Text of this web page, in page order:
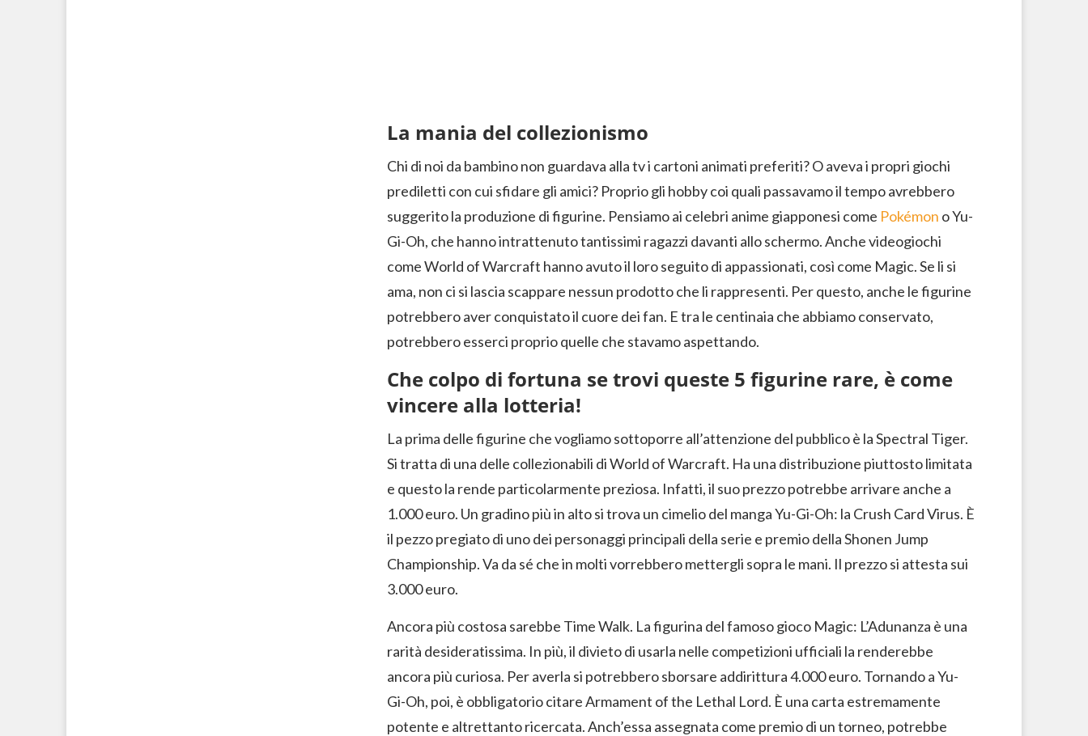
La mania del collezionismo
Chi di noi da bambino non guardava alla tv i cartoni animati preferiti? O aveva i propri giochi
prediletti con cui sfidare gli amici? Proprio gli hobby coi quali passavamo il tempo avrebbero
suggerito la produzione di figurine. Pensiamo ai celebri anime giapponesi come Pokémon o Yu-
Gi-Oh, che hanno intrattenuto tantissimi ragazzi davanti allo schermo. Anche videogiochi
come World of Warcraft hanno avuto il loro seguito di appassionati, così come Magic. Se li si
ama, non ci si lascia scappare nessun prodotto che li rappresenti. Per questo, anche le figurine
potrebbero aver conquistato il cuore dei fan. E tra le centinaia che abbiamo conservato,
potrebbero esserci proprio quelle che stavamo aspettando.
Che colpo di fortuna se trovi queste 5 figurine rare, è come
vincere alla lotteria!
La prima delle figurine che vogliamo sottoporre all’attenzione del pubblico è la Spectral Tiger.
Si tratta di una delle collezionabili di World of Warcraft. Ha una distribuzione piuttosto limitata
e questo la rende particolarmente preziosa. Infatti, il suo prezzo potrebbe arrivare anche a
1.000 euro. Un gradino più in alto si trova un cimelio del manga Yu-Gi-Oh: la Crush Card Virus. È
il pezzo pregiato di uno dei personaggi principali della serie e premio della Shonen Jump
Championship. Va da sé che in molti vorrebbero mettergli sopra le mani. Il prezzo si attesta sui
3.000 euro.
Ancora più costosa sarebbe Time Walk. La figurina del famoso gioco Magic: L’Adunanza è una
rarità desideratissima. In più, il divieto di usarla nelle competizioni ufficiali la renderebbe
ancora più curiosa. Per averla si potrebbero sborsare addirittura 4.000 euro. Tornando a Yu-
Gi-Oh, poi, è obbligatorio citare Armament of the Lethal Lord. È una carta estremamente
potente e altrettanto ricercata. Anch’essa assegnata come premio di un torneo, potrebbe